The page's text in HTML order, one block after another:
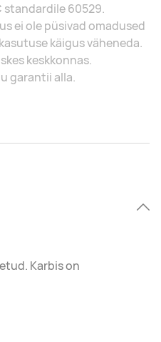
standardile 60529.
ei ole püsivad omadused
käigus väheneda.
keskkonnas.
garantii alla.
Karbis on